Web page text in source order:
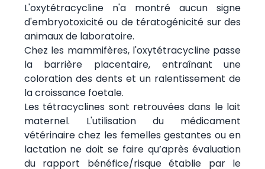
L'oxytétracycline n'a montré aucun signe
d'embryotoxicité ou de tératogénicité sur des
animaux de laboratoire.
Chez les mammifères, l'oxytétracycline passe
la barrière placentaire, entraînant une
coloration des dents et un ralentissement de
la croissance foetale.
Les tétracyclines sont retrouvées dans le lait
maternel. L'utilisation du médicament
vétérinaire chez les femelles gestantes ou en
lactation ne doit se faire qu’après évaluation
du rapport bénéfice/risque établie par le